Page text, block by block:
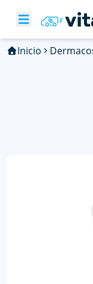
Inicio